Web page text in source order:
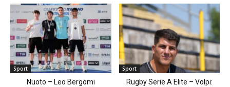
Sport
Nuoto – Leo Bergomi
Sport
Rugby Serie A Elite – Volpi: